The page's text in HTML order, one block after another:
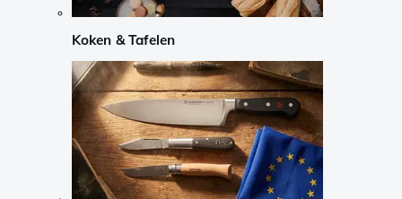
Koken & Tafelen